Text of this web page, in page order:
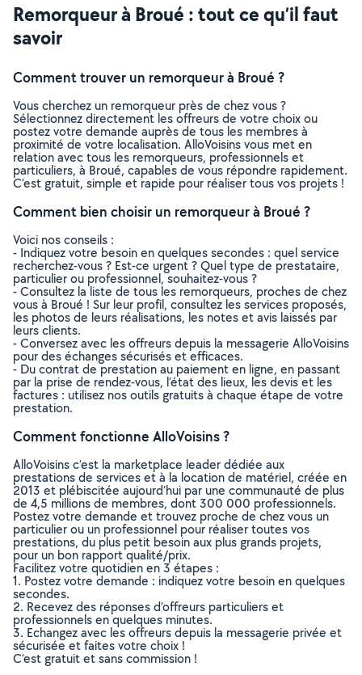
Remorqueur à Broué : tout ce qu’il faut
savoir
Comment trouver un remorqueur à Broué ?
Vous cherchez un remorqueur près de chez vous ?
Sélectionnez directement les offreurs de votre choix ou
postez votre demande auprès de tous les membres à
proximité de votre localisation. AlloVoisins vous met en
relation avec tous les remorqueurs, professionnels et
particuliers, à Broué, capables de vous répondre rapidement.
C’est gratuit, simple et rapide pour réaliser tous vos projets !
Comment bien choisir un remorqueur à Broué ?
Voici nos conseils :
- Indiquez votre besoin en quelques secondes : quel service
recherchez-vous ? Est-ce urgent ? Quel type de prestataire,
particulier ou professionnel, souhaitez-vous ?
- Consultez la liste de tous les remorqueurs, proches de chez
vous à Broué ! Sur leur profil, consultez les services proposés,
les photos de leurs réalisations, les notes et avis laissés par
leurs clients.
- Conversez avec les offreurs depuis la messagerie AlloVoisins
pour des échanges sécurisés et efficaces.
- Du contrat de prestation au paiement en ligne, en passant
par la prise de rendez-vous, l’état des lieux, les devis et les
factures : utilisez nos outils gratuits à chaque étape de votre
prestation.
Comment fonctionne AlloVoisins ?
AlloVoisins c’est la marketplace leader dédiée aux
prestations de services et à la location de matériel, créée en
2013 et plébiscitée aujourd’hui par une communauté de plus
de 4,5 millions de membres, dont 300 000 professionnels.
Postez votre demande et trouvez proche de chez vous un
particulier ou un professionnel pour réaliser toutes vos
prestations, du plus petit besoin aux plus grands projets,
pour un bon rapport qualité/prix.
Facilitez votre quotidien en 3 étapes :
1. Postez votre demande : indiquez votre besoin en quelques
secondes.
2. Recevez des réponses d’offreurs particuliers et
professionnels en quelques minutes.
3. Echangez avec les offreurs depuis la messagerie privée et
sécurisée et faites votre choix !
C’est gratuit et sans commission !